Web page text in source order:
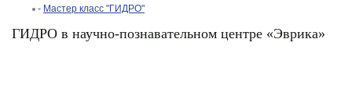
Мастер класс "ГИДРО"
ГИДРО ​в научно-познавательном центре «Эврика»